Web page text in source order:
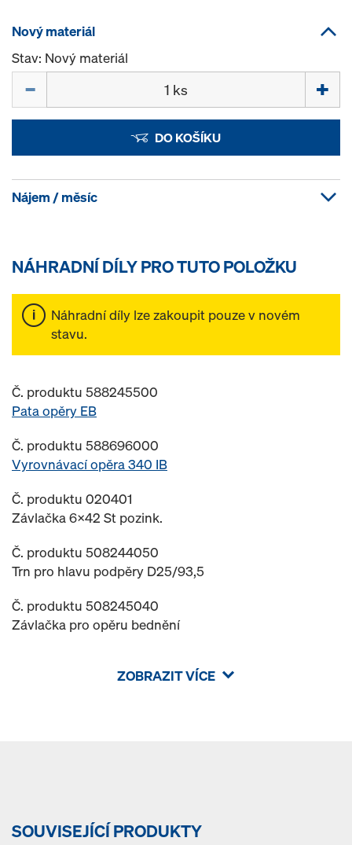
Nový materiál
Stav: Nový materiál
DO KOŠÍKU
Nájem / měsíc
NÁHRADNÍ DÍLY PRO TUTO POLOŽKU
Náhradní díly lze zakoupit pouze v novém
stavu.
Č. produktu 588245500
Pata opěry EB
Č. produktu 588696000
Vyrovnávací opěra 340 IB
Č. produktu 020401
Závlačka 6x42 St pozink.
Č. produktu 508244050
Trn pro hlavu podpěry D25/93,5
Č. produktu 508245040
Závlačka pro opěru bednění
ZOBRAZIT VÍCE
SOUVISEJÍCÍ PRODUKTY